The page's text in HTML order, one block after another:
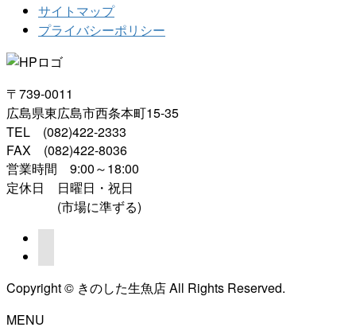
サイトマップ
プライバシーポリシー
〒739-0011
広島県東広島市西条本町15-35
TEL (082)422-2333
FAX (082)422-8036
営業時間 9:00～18:00
定休日 日曜日・祝日
(市場に準ずる)
Copyright © きのした生魚店 All Rights Reserved.
MENU